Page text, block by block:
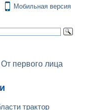
Мобильная версия
От первого лица
трактор